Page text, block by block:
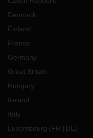
Denmark
Finland
France
Germany
Great Britain
Hungary
Ireland
Italy
Luxembourg (FR DE)